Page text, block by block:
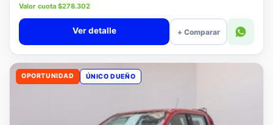
Precio lista $11.980.000
Valor cuota $278.302
+ Comparar
OPORTUNIDAD